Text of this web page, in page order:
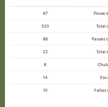
67 Posse
533 Total
86 Passes
22 Total
8
14
10 Faltas